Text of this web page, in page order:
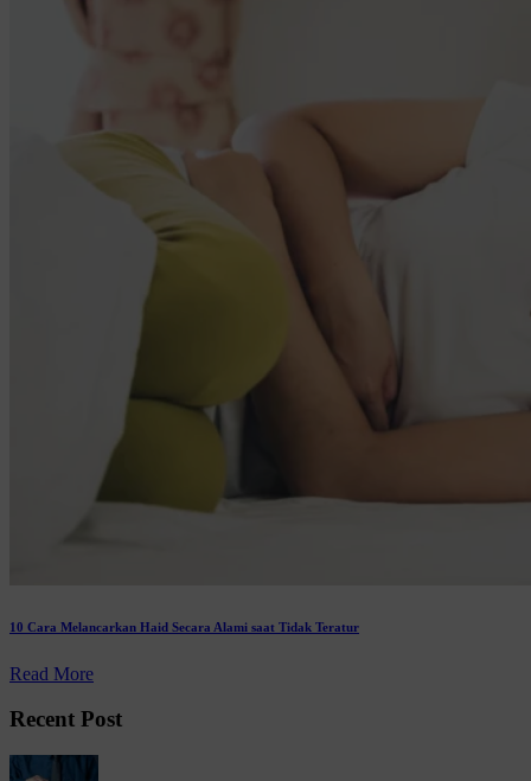
10 Cara Melancarkan Haid Secara Alami saat Tidak Teratur
Read More
Recent Post